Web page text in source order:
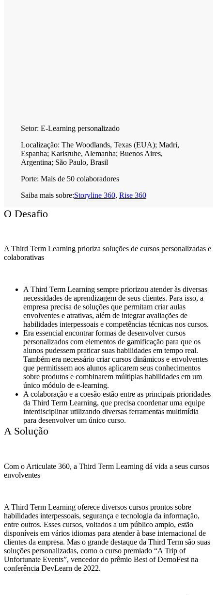
Setor: E-Learning personalizado
Localização: The Woodlands, Texas (EUA); Madri,
Espanha; Karlsruhe, Alemanha; Buenos Aires,
Argentina; São Paulo, Brasil
Porte: Mais de 50 colaboradores
Saiba mais sobre:Storyline 360, Rise 360
O Desafio
A Third Term Learning prioriza soluções de cursos personalizadas e
colaborativas
A Third Term Learning sempre priorizou atender às diversas
necessidades de aprendizagem de seus clientes. Para isso, a
empresa precisa de soluções que permitam criar aulas
envolventes e atrativas, além de integrar avaliações de
habilidades interpessoais e competências técnicas nos cursos.
Era essencial encontrar formas de desenvolver cursos
personalizados com elementos de gamificação para que os
alunos pudessem praticar suas habilidades em tempo real.
Também era necessário criar cursos dinâmicos e envolventes
que permitissem aos alunos aplicarem seus conhecimentos
sobre produtos e combinarem múltiplas habilidades em um
único módulo de e-learning.
A colaboração e a coesão estão entre as principais prioridades
da Third Term Learning, que precisa coordenar uma equipe
interdisciplinar utilizando diversas ferramentas multimídia
para desenvolver um único curso.
A Solução
Com o Articulate 360, a Third Term Learning dá vida a seus cursos
envolventes
A Third Term Learning oferece diversos cursos prontos sobre
habilidades interpessoais, segurança e tecnologia da informação,
entre outros. Esses cursos, voltados a um público amplo, estão
disponíveis em vários idiomas para atender à base internacional de
clientes da empresa. Mas o grande destaque da Third Term são suas
soluções personalizadas, como o curso premiado “A Trip of
Unfortunate Events”, vencedor do prêmio Best of DemoFest na
conferência DevLearn de 2022.